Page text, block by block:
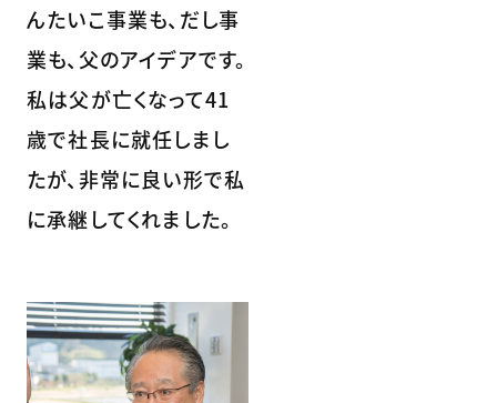
んたいこ事業も、だし事
業も、父のアイデアです。
私は父が亡くなって41
歳で社長に就任しまし
たが、非常に良い形で私
に承継してくれました。